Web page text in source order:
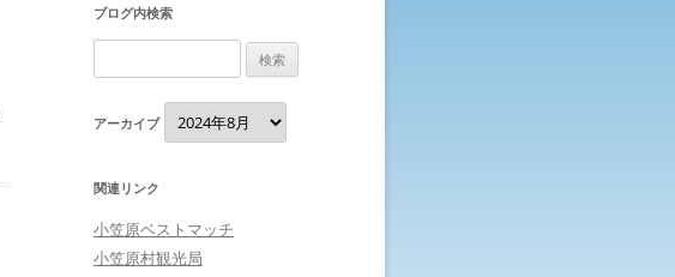
ブログ内検索
索:
アーカイブ
ア
ー
カ
関連リンク
小笠原ベストマッチ
小笠原村観光局